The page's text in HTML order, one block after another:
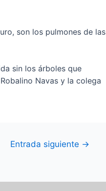
son los pulmones de las
sin los árboles que
Navas y la colega
Entrada siguiente →